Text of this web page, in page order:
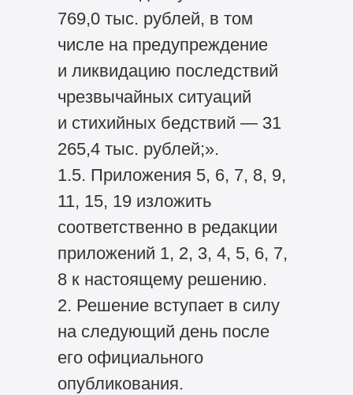
769,0 тыс. рублей, в том
числе на предупреждение
и ликвидацию последствий
чрезвычайных ситуаций
и стихийных бедствий — 31
265,4 тыс. рублей;».
1.5. Приложения 5, 6, 7, 8, 9,
11, 15, 19 изложить
соответственно в редакции
приложений 1, 2, 3, 4, 5, 6, 7,
8 к настоящему решению.
2. Решение вступает в силу
на следующий день после
его официального
опубликования.